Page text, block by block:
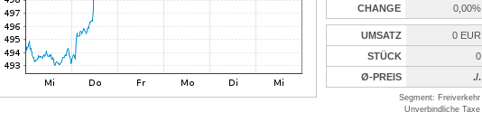
CHANGE
0,00%
UMSATZ
0 EUR
STÜCK
0
Ø-PREIS
./.
Segment: Freiverkehr
Unverbindliche Taxe